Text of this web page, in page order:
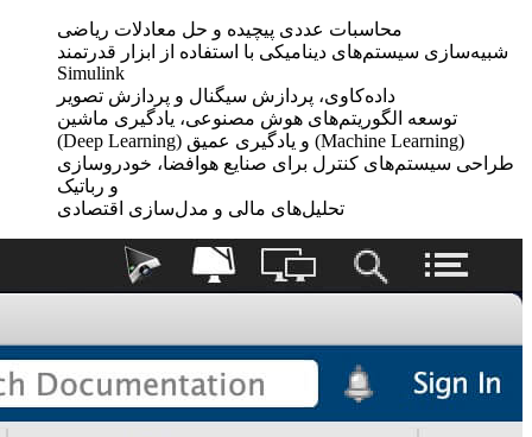
محاسبات عددی پیچیده و حل معادلات ریاضی
شبیه‌سازی سیستم‌های دینامیکی با استفاده از ابزار قدرتمند
Simulink
داده‌کاوی، پردازش سیگنال و پردازش تصویر
توسعه الگوریتم‌های هوش مصنوعی، یادگیری ماشین
(
Machine Learning) و یادگیری عمیق (Deep Learning
)
طراحی سیستم‌های کنترل برای صنایع هوافضا، خودروسازی
و رباتیک
تحلیل‌های مالی و مدل‌سازی اقتصادی